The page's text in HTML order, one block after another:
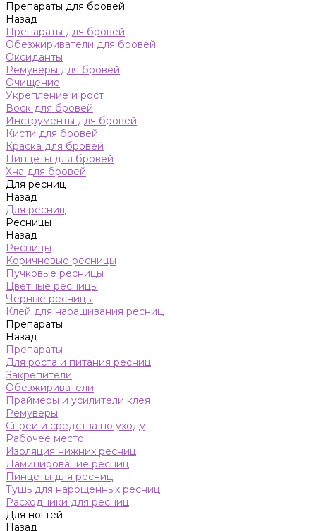
Препараты для бровей
Назад
Препараты для бровей
Обезжириватели для бровей
Оксиданты
Ремуверы для бровей
Очищение
Укрепление и рост
Воск для бровей
Инструменты для бровей
Кисти для бровей
Краска для бровей
Пинцеты для бровей
Хна для бровей
Для ресниц
Назад
Для ресниц
Ресницы
Назад
Ресницы
Коричневые ресницы
Пучковые ресницы
Цветные ресницы
Черные ресницы
Клей для наращивания ресниц
Препараты
Назад
Препараты
Для роста и питания ресниц
Закрепители
Обезжириватели
Праймеры и усилители клея
Ремуверы
Спреи и средства по уходу
Рабочее место
Изоляция нижних ресниц
Ламинирование ресниц
Пинцеты для ресниц
Тушь для нарощенных ресниц
Расходники для ресниц
Для ногтей
Назад